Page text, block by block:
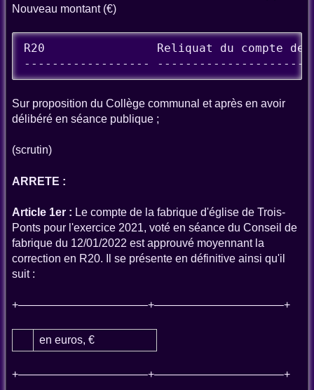
Nouveau montant (€)
R20                Reliquat du compte
------------------
Sur proposition du Collège communal et après en avoir
délibéré en séance publique ;
(scrutin)
ARRETE :
Article 1er : Le compte de la fabrique d'église de Trois-
Ponts pour l'exercice 2021, voté en séance du Conseil de
fabrique du 12/01/2022 est approuvé moyennant la
correction en R20. Il se présente en définitive ainsi qu'il
suit :
+———————————–+———————————–+
en euros, €
+———————————–+———————————–+